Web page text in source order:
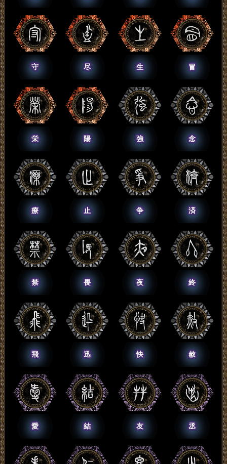
守 尽 生 冒
栄 陽 強 念
療 止 争 済
禁 畏 夜 終
飛 迅 快 赦
愛 結 友 丞